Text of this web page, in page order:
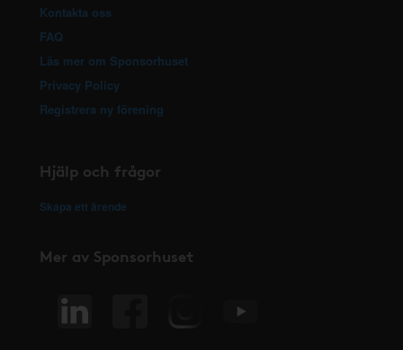
Kontakta oss
FAQ
Läs mer om Sponsorhuset
Privacy Policy
Registrera ny förening
Hjälp och frågor
Skapa ett ärende
Mer av Sponsorhuset